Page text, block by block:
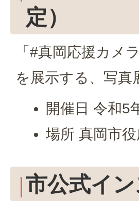
定）
「#真岡応援カメ
を展示する、写真
開催日 令和5
場所 真岡市
市公式イ